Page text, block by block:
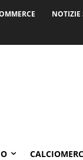
NOTIZIE